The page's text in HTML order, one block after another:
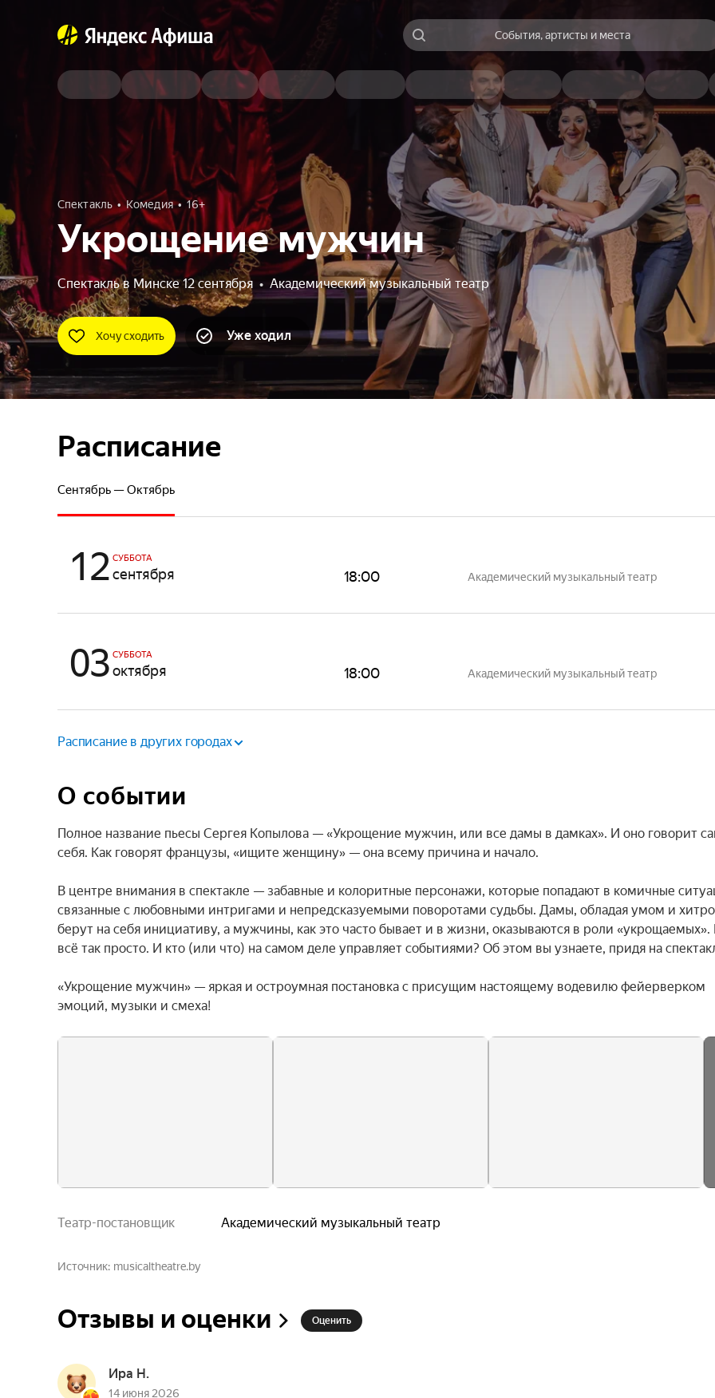
События, артисты и места
Спектакль Комедия 16+
Укрощение мужчин
Спектакль в Минске 12 сентября • Академический музыкальный театр
Хочу сходить Уже ходил
Расписание
Сентябрь — Октябрь
12 СУББОТА
сентября 18:00 Академический музыкальный театр
03 СУББОТА
октября 18:00 Академический музыкальный театр
Расписание в других городах
О событии
Полное название пьесы Сергея Копылова — «Укрощение мужчин, или все дамы в дамках». И оно говорит
себя. Как говорят французы, «ищите женщину» — она всему причина и начало.
В центре внимания в спектакле — забавные и колоритные персонажи, которые попадают в комичные
связанные с любовными интригами и непредсказуемыми поворотами судьбы. Дамы, обладая умом и
берут на себя инициативу, а мужчины, как это часто бывает и в жизни, оказываются в роли «укрощаемых».
всё так просто. И кто (или что) на самом деле управляет событиями? Об этом вы узнаете, придя на
«Укрощение мужчин» — яркая и остроумная постановка с присущим настоящему водевилю фейерверком
эмоций, музыки и смеха!
Театр-постановщик Академический музыкальный театр
Источник musicaltheatre.by
Отзывы и оценки Оценить
Ира Н.
14 июня 2026